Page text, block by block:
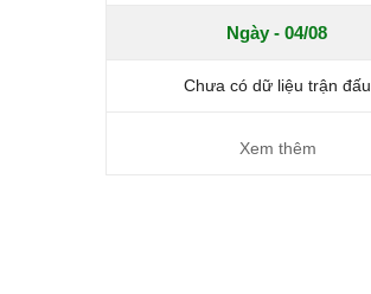
Ngày - 04/08
Chưa có dữ liệu trận đấu
Xem thêm